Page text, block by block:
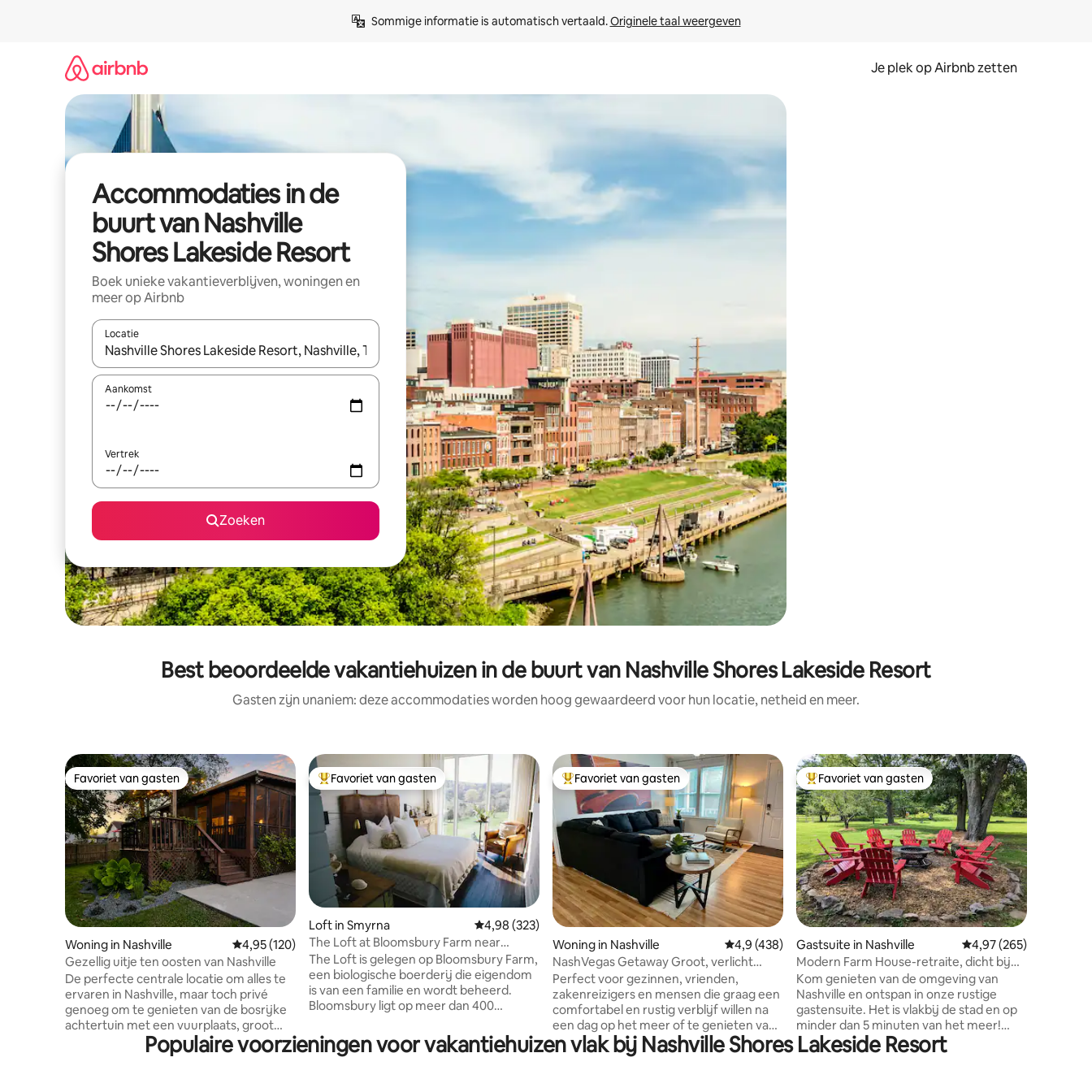
Sommige informatie is automatisch vertaald. Originele taal weergeven
Je plek op Airbnb zetten
Accommodaties in de
buurt van Nashville
Shores Lakeside Resort
Boek unieke vakantieverblijven, woningen en
meer op Airbnb
Locatie
Wanneer er resultaten beschikbaar zijn, maak je een keuze met je de pijltjestoetsen omhoog en omlaag, óf door te tikken of swipen.
Aankomst
Vertrek
Zoeken
Best beoordeelde vakantiehuizen in de buurt van Nashville Shores Lakeside Resort
Gasten zijn unaniem: deze accommodaties worden hoog gewaardeerd voor hun locatie, netheid en meer.
Favoriet van gasten
Favoriet van gasten
Woning in Nashville Gemiddelde beoordeling van 4,95 op 5, 120 recensies
4,95 (120)
Gezellig uitje ten oosten van Nashville
De perfecte centrale locatie om alles te
ervaren in Nashville, maar toch privé
genoeg om te genieten van de bosrijke
achtertuin met een vuurplaats, groot
afgeschermd in veranda + buiten
eethoek. Slechts 20 minuten van het
Topfavoriet van gasten
Favoriet van gasten
Loft in Smyrna Gemiddelde beoordeling van 4,98 op 5, 323 recensies
4,98 (323)
The Loft at Bloomsbury Farm near
Nashville
The Loft is gelegen op Bloomsbury Farm,
een biologische boerderij die eigendom
is van een familie en wordt beheerd.
Bloomsbury ligt op meer dan 400
Tennessee, op slechts 35 minuten van
het centrum van Nashville. Ontspan in
Topfavoriet van gasten
Favoriet van gasten
Woning in Nashville Gemiddelde beoordeling van 4,9 op 5, 438 recensies
4,9 (438)
NashVegas Getaway Groot, verlicht
privéterras aan het meer
Perfect voor gezinnen, vrienden,
zakenreizigers en mensen die graag een
comfortabel en rustig verblijf willen na
een dag op het meer of te genieten van
Nashville. Deze woning met één
verdieping ligt dicht bij de luchthaven,
Topfavoriet van gasten
Favoriet van gasten
Gastsuite in Nashville Gemiddelde
4,97 (265)
Modern Farm House-retraite, dicht bij
Nashville!
Kom genieten van de omgeving van
Nashville en ontspan in onze rustige
gastensuite. Het is vlakbij de stad en op
minder dan 5 minuten van het meer!
Haal alles uit het stadsleven, het leven in
het meer en ontspan rond het kampvuur
Populaire voorzieningen voor vakantiehuizen vlak bij Nashville Shores Lakeside Resort